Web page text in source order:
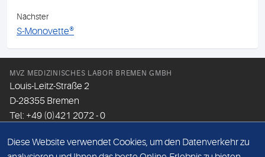
Nächster
S-Monovette®
MVZ MEDIZINISCHES LABOR BREMEN GMBH
Louis-Leitz-Straße 2
D-28355 Bremen
Tel: +49 (0)421 2072 - 0
Email:info@mlhb.de
Diese Website verwendet Cookies, um den Datenverkehr zu